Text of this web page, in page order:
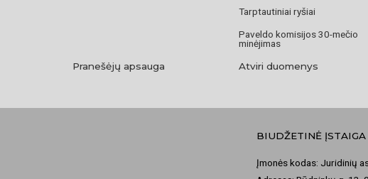
Tarptautiniai ryšiai
Paveldo komisijos 30-mečio
minėjimas
Pranešėjų apsauga Atviri duomenys
BIUDŽETINĖ
Įmonės kodas: Juridinių